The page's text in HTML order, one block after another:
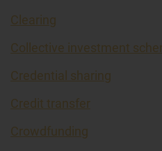
Clearing
Collective investment
Credential sharing
Credit transfer
Crowdfunding